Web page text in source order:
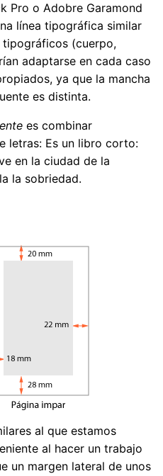
Pro o Adobre Garamond
línea tipográfica similar
tipográficos (cuerpo,
adaptarse en cada caso
ya que la mancha
es distinta.
es combinar
letras: Es un libro corto:
en la ciudad de la
la sobriedad.
al que estamos
al hacer un trabajo
un margen lateral de unos